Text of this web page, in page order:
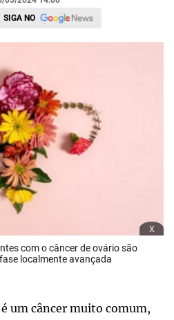
SIGA NO
x
com o câncer de ovário são
localmente avançada
um câncer muito comum,